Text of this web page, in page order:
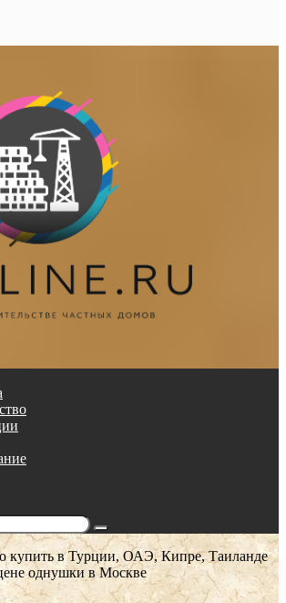
Поиск...
купить в Турции, ОАЭ, Кипре, Таиланде
однушки в Москве